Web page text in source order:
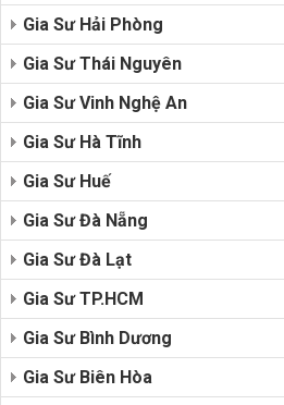
Gia Sư Hải Phòng
Gia Sư Thái Nguyên
Gia Sư Vinh Nghệ An
Gia Sư Hà Tĩnh
Gia Sư Huế
Gia Sư Đà Nẵng
Gia Sư Đà Lạt
Gia Sư TP.HCM
Gia Sư Bình Dương
Gia Sư Biên Hòa